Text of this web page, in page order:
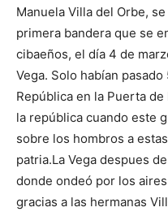
Manuela Villa del Orbe,
primera bandera que se
cibaeños, el día 4 de
Vega. Solo habían
República en la Puerta
la república cuando este
sobre los hombros a
patria.La Vega despues
donde ondeó por los
gracias a las hermanas